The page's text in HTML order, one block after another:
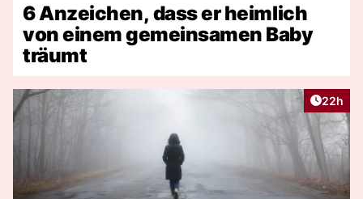
6 Anzeichen, dass er heimlich
von einem gemeinsamen Baby
träumt
Artikel
22h